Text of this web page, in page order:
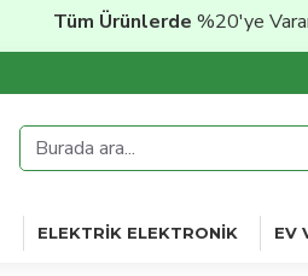
Tüm Ürünlerde%20'ye Varan
ELEKTRIK ELEKTRONIK EV